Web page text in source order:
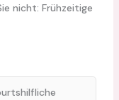
nicht: Frühzeitige